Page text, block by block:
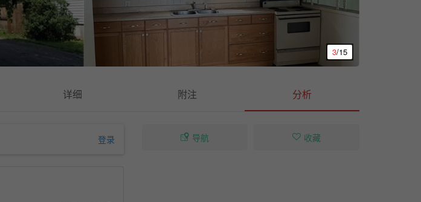
3/15
详细 附注 分析
登录 导航 收藏